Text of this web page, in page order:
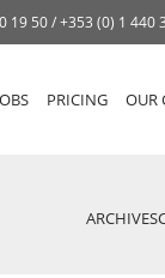
19 50 /+353 (0) 1 440
PRICING OUR
ARCHIVES